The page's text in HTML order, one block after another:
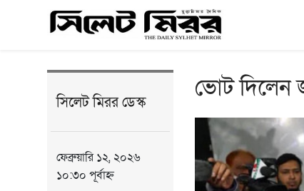
সিলেট মিরর ডেস্ক
ফেব্রুয়ারি ১২, ২০২৬
১০:৩০ পূর্বাহ্ন
ভোট দিলেন